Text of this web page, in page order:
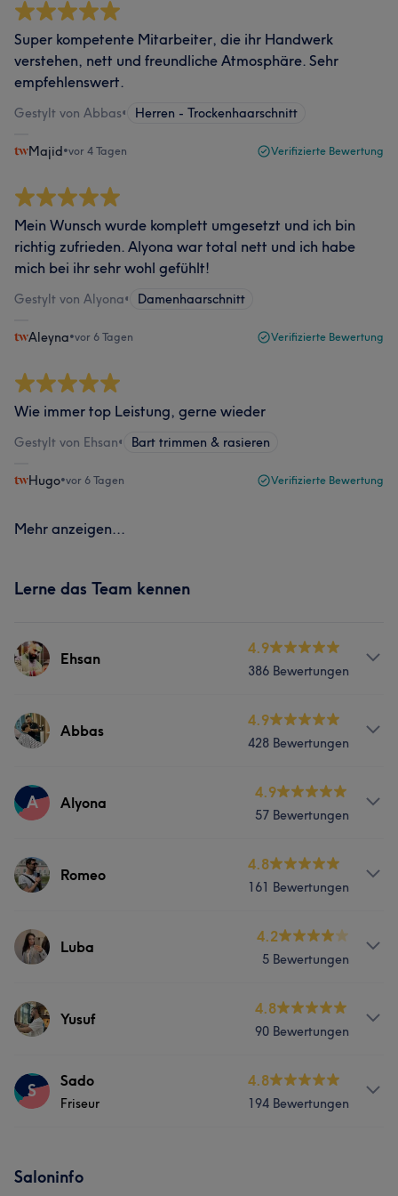
Super kompetente Mitarbeiter, die ihr Handwerk
verstehen, nett und freundliche Atmosphäre. Sehr
empfehlenswert.
Gestylt von Abbas• Herren - Trockenhaarschnitt
Majid•vor 4 Tagen Verifizierte Bewertung
Mein Wunsch wurde komplett umgesetzt und ich bin
richtig zufrieden. Alyona war total nett und ich habe
mich bei ihr sehr wohl gefühlt!
Gestylt von Alyona• Damenhaarschnitt
Aleyna•vor 6 Tagen Verifizierte Bewertung
Wie immer top Leistung, gerne wieder
Gestylt von Ehsan• Bart trimmen & rasieren
Hugo•vor 6 Tagen Verifizierte Bewertung
Mehr anzeigen...
Lerne das Team kennen
Ehsan
4.9
386 Bewertungen
Services
Portfolio
Abbas
4.9
428 Bewertungen
Services
Portfolio
A Alyona
4.9
57 Bewertungen
Services
Portfolio
Romeo
4.8
161 Bewertungen
Services
Portfolio
Luba
4.2
5 Bewertungen
Services
Yusuf
4.8
90 Bewertungen
Services
Was unsere Kunden über Yusuf sagen
S Sado
Friseur
4.8
194 Bewertungen
Saloninfo